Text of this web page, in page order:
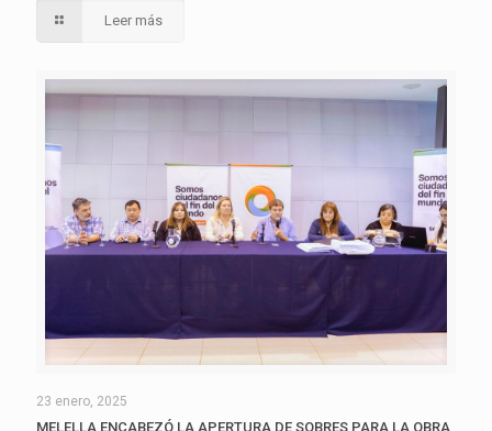
Leer más
23 enero, 2025
MELELLA ENCABEZÓ LA APERTURA DE SOBRES PARA LA OBRA